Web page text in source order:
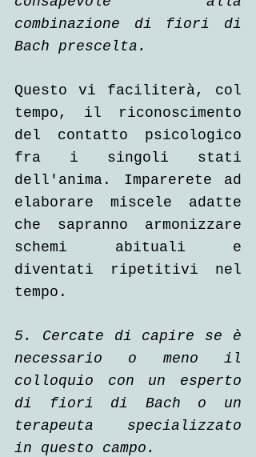
combinazione di fiori di
Bach prescelta.
Questo vi faciliterà, col
tempo, il riconoscimento
del contatto psicologico
fra i singoli stati
dell'anima. Imparerete ad
elaborare miscele adatte
che sapranno armonizzare
schemi abituali e
diventati ripetitivi nel
tempo.
5. Cercate di capire se è
necessario o meno il
colloquio con un esperto
di fiori di Bach o un
terapeuta specializzato
in questo campo.